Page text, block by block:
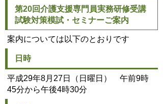
第20回介護支援専門員実務研修受講
試験対策模試・セミナーご案内
案内については以下のとおりです
日時
平成29年8月27日（日曜日） 午前9時
45分から午後4時30分